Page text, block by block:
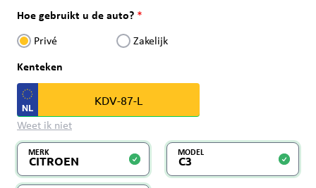
Hoe gebruikt u de auto?
Privé Zakelijk
Kenteken
Weet ik niet
MERK MODEL